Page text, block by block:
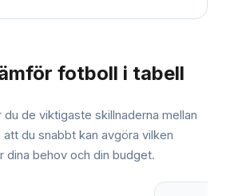
fotboll i tabell
du de viktigaste skillnaderna mellan
du snabbt kan avgöra vilken
dina behov och din budget.